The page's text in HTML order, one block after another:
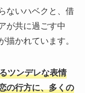
ないハベクと、借
が共に過ごす中
描かれています。
ツンデレな表情
の行方に、多くの